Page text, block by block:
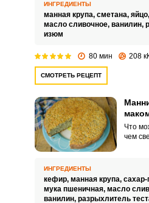
этом
ИНГРЕДИЕНТЫ
манная крупа, сметана, яйцо,
масло сливочное, ванилин,
изюм
80 мин 208
СМОТРЕТЬ РЕЦЕПТ
Что
чем
рту.
ИНГРЕДИЕНТЫ
кефир, манная крупа, сахар-
мука пшеничная, масло
ванилин, разрыхлитель